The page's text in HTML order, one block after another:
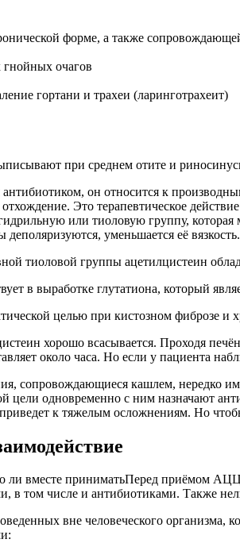
форме, а также
гнойных очагов
гортани и трахеи (ларинготрахеит)
при среднем отите и
он относится к
Это терапевтическое
или тиоловую группу,
деполяризуются, уменьшается её вязкость.
тиоловой группы ацетилцистеин
в выработке глутатиона, который
целью при кистозном фиброзе и
хорошо всасывается. Проходя
около часа. Но если у пациента
сопровождающиеся кашлем, нередко
цели одновременно с ним назначают
приведет к тяжелым осложнениям. Но
Перед приёмом АЦЦ
в том числе и антибиотиками. Также
вне человеческого организма,